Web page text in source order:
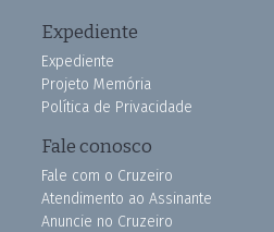
Expediente
Expediente
Projeto Memória
Política de Privacidade
Fale conosco
Fale com o Cruzeiro
Atendimento ao Assinante
Anuncie no Cruzeiro